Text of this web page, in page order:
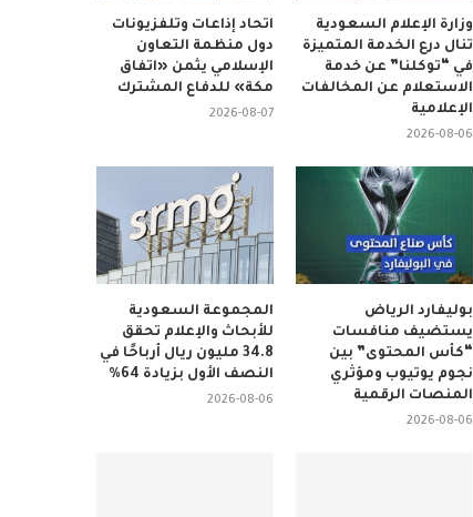
اتحاد إذاعات وتلفزيونات
دول منظمة التعاون
الإسلامي يثمن «اتفاق
مكة» للدفاع المشترك
2026-08-07
وزارة الإعلام السعودية
تنال درع الخدمة المتميزة
في “توكلنا” عن خدمة
الاستعلام عن المخالفات
الإعلامية
2026-08-06
المجموعة السعودية
للأبحاث والإعلام تحقق
34.8 مليون ريال أرباحًا في
النصف الأول بزيادة 64%
2026-08-06
بوليفارد الرياض
يستضيف منافسات
“كأس المحتوى” بين
نجوم يوتيوب ومؤثري
المنصات الرقمية
2026-08-06